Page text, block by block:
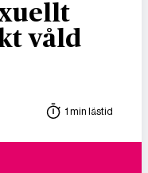
våld
1 min lästid